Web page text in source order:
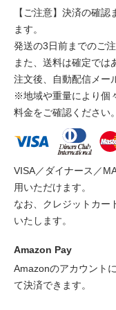
【ご注意】決済の確
ます。
発送の3日前までのご
また、送料は確定では
注文後、自動配信メー
※地域や重量により個
料金をご確認ください。
VISA／ダイナース／
用いただけます。
なお、クレジットカー
いたします。
Amazon Pay
Amazonのアカウント
て決済できます。